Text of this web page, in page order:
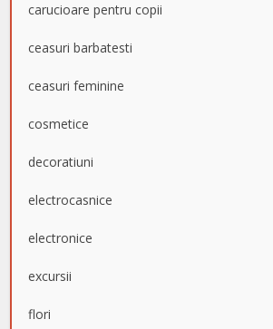
carucioare pentru copii
ceasuri barbatesti
ceasuri feminine
cosmetice
decoratiuni
electrocasnice
electronice
excursii
flori